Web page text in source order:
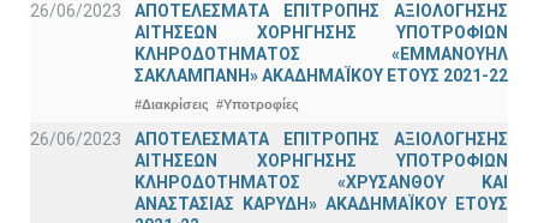
26/06/2023
ΑΠΟΤΕΛΕΣΜΑΤΑ ΕΠΙΤΡΟΠΗΣ ΑΞΙΟΛΟΓΗΣΗΣ
ΑΙΤΗΣΕΩΝ ΧΟΡΗΓΗΣΗΣ ΥΠΟΤΡΟΦΙΩΝ
ΚΛΗΡΟΔΟΤΗΜΑΤΟΣ «ΕΜΜΑΝΟΥΗΛ
ΣΑΚΛΑΜΠΑΝΗ» ΑΚΑΔΗΜΑΪΚΟΥ ΕΤΟΥΣ 2021-22
#Διακρίσεις #Υποτροφίες
26/06/2023
ΑΠΟΤΕΛΕΣΜΑΤΑ ΕΠΙΤΡΟΠΗΣ ΑΞΙΟΛΟΓΗΣΗΣ
ΑΙΤΗΣΕΩΝ ΧΟΡΗΓΗΣΗΣ ΥΠΟΤΡΟΦΙΩΝ
ΚΛΗΡΟΔΟΤΗΜΑΤΟΣ «ΧΡΥΣΑΝΘΟΥ ΚΑΙ
ΑΝΑΣΤΑΣΙΑΣ ΚΑΡΥΔΗ» ΑΚΑΔΗΜΑΪΚΟΥ ΕΤΟΥΣ